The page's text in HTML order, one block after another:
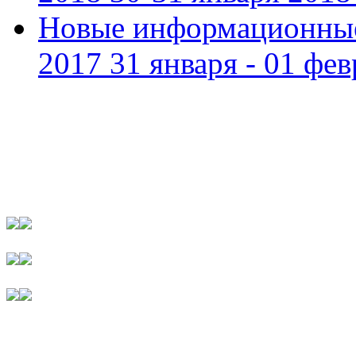
Новые
2017 31 января - 01